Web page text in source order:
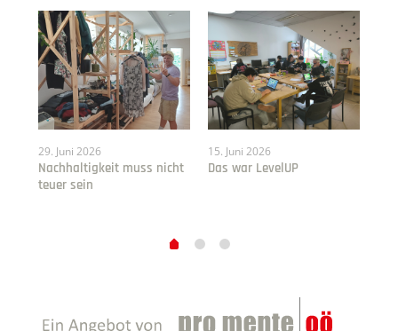
29. Juni 2026
Nachhaltigkeit muss nicht
teuer sein
15. Juni 2026
Das war LevelUP